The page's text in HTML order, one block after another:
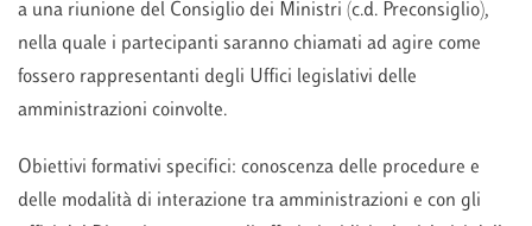
a una riunione del Consiglio dei Ministri (c.d. Preconsiglio),
nella quale i partecipanti saranno chiamati ad agire come
fossero rappresentanti degli Uffici legislativi delle
amministrazioni coinvolte.
Obiettivi formativi specifici: conoscenza delle procedure e
delle modalità di interazione tra amministrazioni e con gli